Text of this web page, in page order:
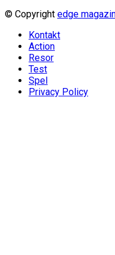
© Copyright edge
Kontakt
Action
Resor
Test
Spel
Privacy Policy